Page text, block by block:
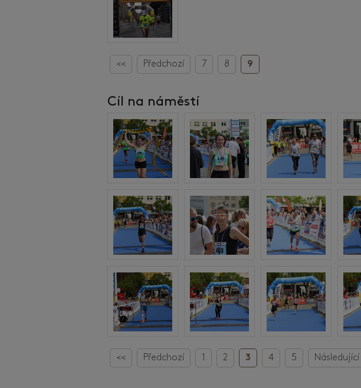
<< Předchozí 7 8 9
Cíl na náměstí
<< Předchozí 1 2 3 4 5 Následující